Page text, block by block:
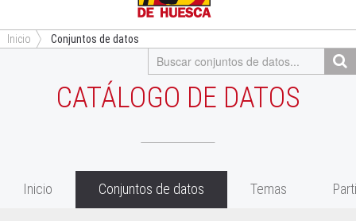
Inicio Conjuntos de datos
CATÁLOGO DE DATOS
Inicio Conjuntos de datos Temas